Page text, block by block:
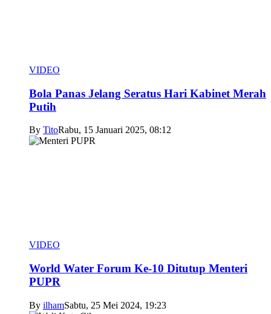
VIDEO
Bola Panas Jelang Seratus Hari Kabinet Merah
Putih
By TitoRabu, 15 Januari 2025, 08:12
VIDEO
World Water Forum Ke-10 Ditutup Menteri
PUPR
By ilhamSabtu, 25 Mei 2024, 19:23